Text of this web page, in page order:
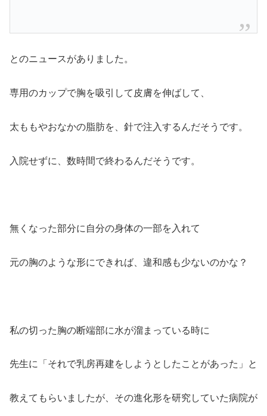
とのニュースがありました。
専用のカップで胸を吸引して皮膚を伸ばして、
太ももやおなかの脂肪を、針で注入するんだそうです。
入院せずに、数時間で終わるんだそうです。
無くなった部分に自分の身体の一部を入れて
元の胸のような形にできれば、違和感も少ないのかな？
私の切った胸の断端部に水が溜まっている時に
先生に「それで乳房再建をしようとしたことがあった」と
教えてもらいましたが、その進化形を研究していた病院が